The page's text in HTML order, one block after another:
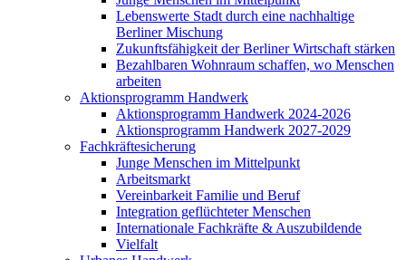
Lebenswerte Stadt durch eine nachhaltige
Berliner Mischung
Zukunftsfähigkeit der Berliner Wirtschaft stärken
Bezahlbaren Wohnraum schaffen, wo Menschen
arbeiten
Aktionsprogramm Handwerk
Aktionsprogramm Handwerk 2024-2026
Aktionsprogramm Handwerk 2027-2029
Fachkräftesicherung
Junge Menschen im Mittelpunkt
Arbeitsmarkt
Vereinbarkeit Familie und Beruf
Integration geflüchteter Menschen
Internationale Fachkräfte & Auszubildende
Vielfalt